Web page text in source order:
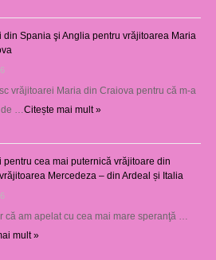
din Spania şi Anglia pentru vrăjitoarea Maria
vrăjitoarei Maria din Craiova pentru că m-a
… Citește mai mult »
pentru cea mai puternică vrăjitoare din
Mercedeza – din Ardeal și Italia
că am apelat cu cea mai mare speranţă …
mult »